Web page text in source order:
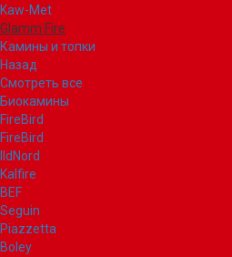
Kaw-Met
Glamm Fire
Камины и топки
Назад
Смотреть все
Биокамины
FireBird
FireBird
IldNord
Kalfire
BEF
Seguin
Piazzetta
Boley